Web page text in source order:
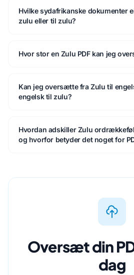
Hvilke sydafrikanske dokumenter
zulu eller til zulu?
Hvor stor en Zulu PDF kan jeg
Kan jeg oversætte fra Zulu til
engelsk til zulu?
Hvordan adskiller Zulu
og hvorfor betyder det noget for
Oversæt din
dag